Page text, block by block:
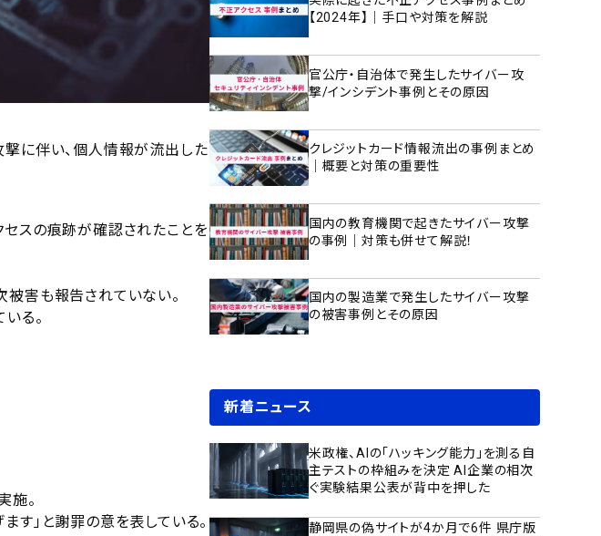
撃に伴い、個人情報が流出した
スの痕跡が確認されたことを
被害も報告されていない。
る。
施。
す」と謝罪の意を表している。
【2024年】｜手口や対策を解説
官公庁・自治体で発生したサイバー攻
撃/インシデント事例とその原因
クレジットカード情報流出の事例まとめ
｜概要と対策の重要性
国内の教育機関で起きたサイバー攻撃
の事例｜対策も併せて解説！
国内の製造業で発生したサイバー攻撃
の被害事例とその原因
新着ニュース
米政権、AIの「ハッキング能力」を測る自
主テストの枠組みを決定 AI企業の相次
ぐ実験結果公表が背中を押した
静岡県の偽サイトが4か月で6件 県庁版